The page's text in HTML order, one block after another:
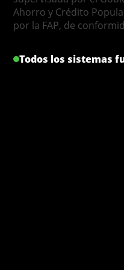
Ahorro y Crédito
por la FAP, de
Todos los sistemas